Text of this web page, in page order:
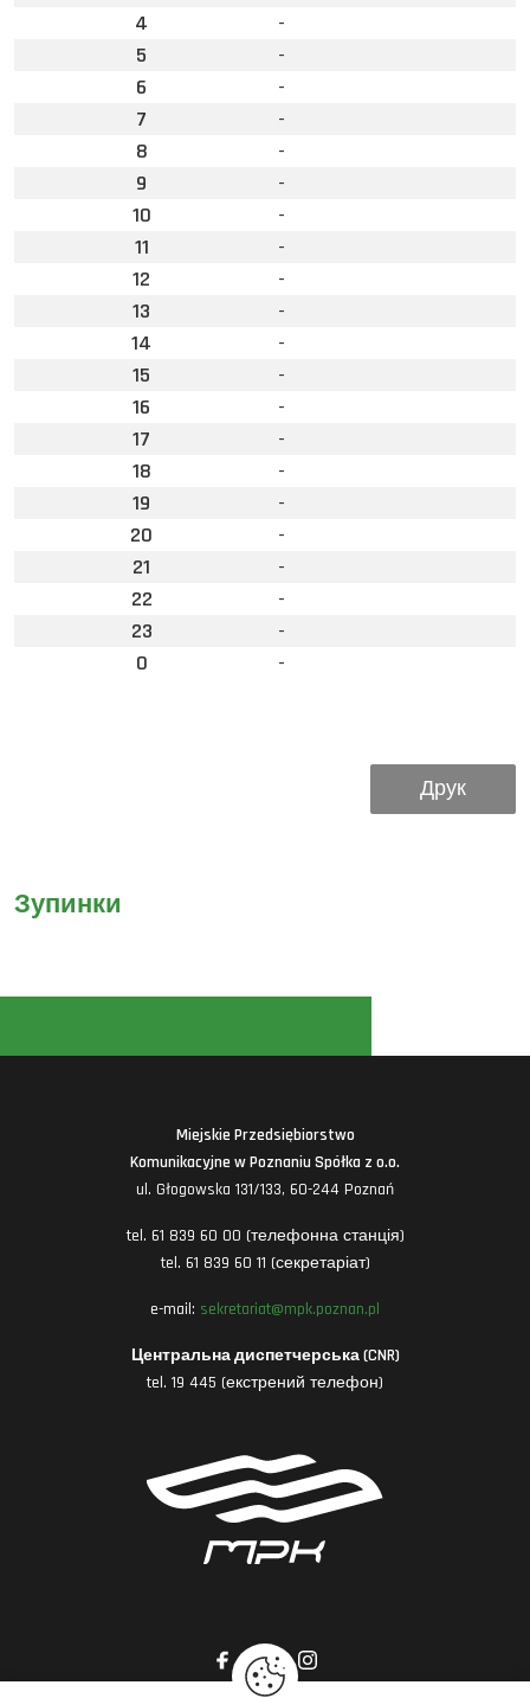
Зупинки
4
-
5
-
6
-
7
-
8
-
9
-
10
-
11
-
12
-
13
-
14
-
15
-
16
-
17
-
18
-
19
-
20
-
21
-
22
-
23
-
0
-
Друк
Miejskie Przedsiębiorstwo
Komunikacyjne w Poznaniu Spółka z o.o.
ul. Głogowska 131/133, 60-244 Poznań
tel. 61 839 60 00 (телефонна станція)
tel. 61 839 60 11 (секретаріат)
e-mail: sekretariat@mpk.poznan.pl
Центральна диспетчерська (CNR)
tel. 19 445 (екстрений телефон)